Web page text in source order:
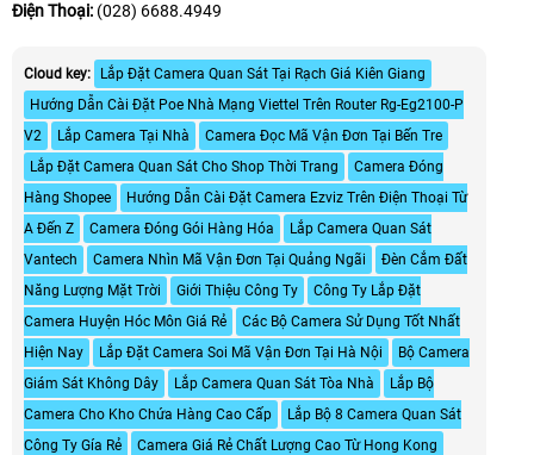
Điện Thoại: (028) 6688.4949
Cloud key:
Lắp Đặt Camera Quan Sát Tại Rạch Giá Kiên Giang
Hướng Dẫn Cài Đặt Poe Nhà Mạng Viettel Trên Router Rg-Eg2100-P
V2
Lắp Camera Tại Nhà
Camera Đọc Mã Vận Đơn Tại Bến Tre
Lắp Đặt Camera Quan Sát Cho Shop Thời Trang
Camera Đóng
Hàng Shopee
Hướng Dẫn Cài Đặt Camera Ezviz Trên Điện Thoại Từ
A Đến Z
Camera Đóng Gói Hàng Hóa
Lắp Camera Quan Sát
Vantech
Camera Nhìn Mã Vận Đơn Tại Quảng Ngãi
Đèn Cắm Đất
Năng Lượng Mặt Trời
Giới Thiệu Công Ty
Công Ty Lắp Đặt
Camera Huyện Hóc Môn Giá Rẻ
Các Bộ Camera Sử Dụng Tốt Nhất
Hiện Nay
Lắp Đặt Camera Soi Mã Vận Đơn Tại Hà Nội
Bộ Camera
Giám Sát Không Dây
Lắp Camera Quan Sát Tòa Nhà
Lắp Bộ
Camera Cho Kho Chứa Hàng Cao Cấp
Lắp Bộ 8 Camera Quan Sát
Công Ty Gía Rẻ
Camera Giá Rẻ Chất Lượng Cao Từ Hong Kong